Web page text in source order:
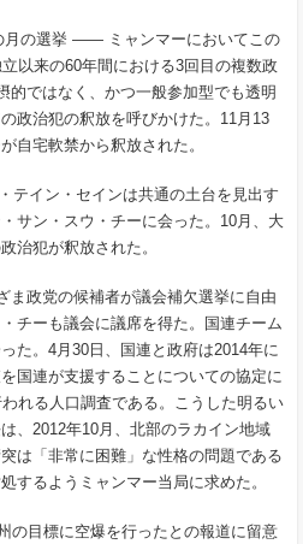
月の選挙 ―― ミャンマーにおいてこの
以来の60年間における3回目の複数政
ではなく、かつ一般参加型でも透明
政治犯の釈放を呼びかけた。11月13
自宅軟禁から釈放された。
テイン・セインは共通の土台を見出す
サン・スウ・チーに会った。10月、大
治犯が釈放された。
ま政党の候補者が議会補欠選挙に自由
チーも議会に議席を得た。国連チーム
た。4月30日、国連と政府は2014年に
国連が支援することについての協定に
れる人口調査である。こうした明るい
、2012年10月、北部のラカイン地域
は「非常に困難」な性格の問題である
するようミャンマー当局に求めた。
の目標に空爆を行ったとの報道に留意